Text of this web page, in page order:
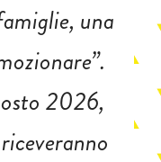
una
2026,